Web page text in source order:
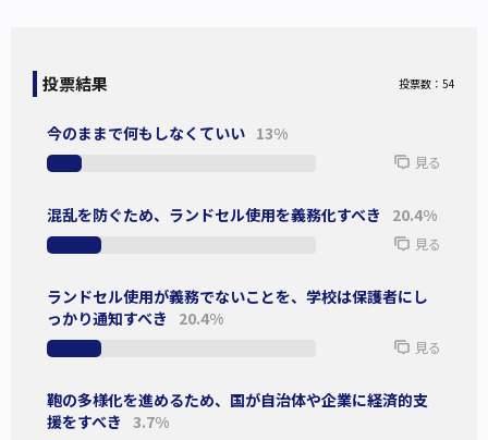
・祖父母からの入学祝いの贈り物になっている。
・均一なランドセルは、安価な簡易バッグから高級ブランド
バッグまで広がる格差を防げる。
・ランドセルは高価なので、子育て家庭の家計を圧迫する。
・ランドセル使用は画一性の象徴であり、同調圧力の温床に
なる。
投票結果 投票数：54
今のままで何もしなくていい 13%
見る
混乱を防ぐため、ランドセル使用を義務化すべき 20.4%
見る
ランドセル使用が義務でないことを、学校は保護者にし
っかり通知すべき
20.4%
見る
鞄の多様化を進めるため、国が自治体や企業に経済的支
援をすべき 3.7%